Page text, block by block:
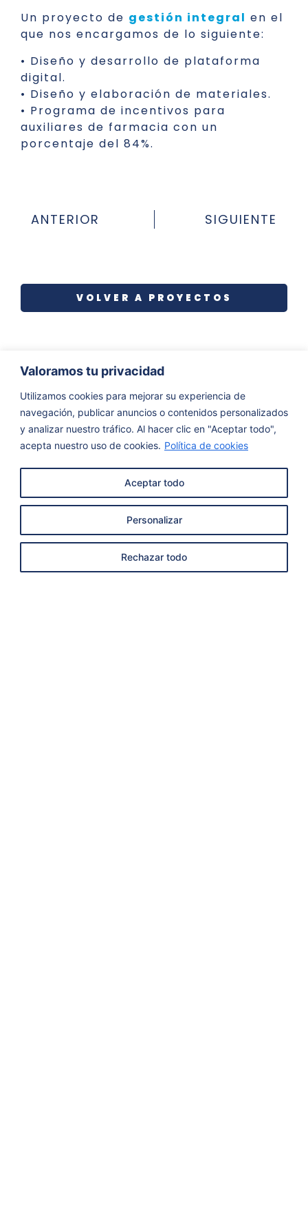
Valoramos tu privacidad
Utilizamos cookies para mejorar su experiencia de
navegación, publicar anuncios o contenidos personalizados
y analizar nuestro tráfico. Al hacer clic en "Aceptar todo",
acepta nuestro uso de cookies. Política de cookies
Personalizar
Rechazar todo
Aceptar todo
Un proyecto de gestión integral en el
que nos encargamos de lo siguiente:
• Diseño y desarrollo de plataforma
digital.
• Diseño y elaboración de materiales.
• Programa de incentivos para
auxiliares de farmacia con un
porcentaje del 84%.
ANTERIOR SIGUIENTE
VOLVER A PROYECTOS